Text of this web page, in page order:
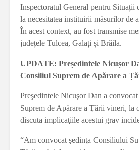
Inspectoratul General pentru Situații
la necesitatea instituirii măsurilor de
În acest context, au fost transmise
județele Tulcea, Galați și Brăila.
UPDATE: Președintele Nicușor
Consiliul Suprem de Apărare a
Preşedintele Nicuşor Dan a
Suprem de Apărare a Ţării vineri, la
discuta implicaţiile acestui grav
“Am convocat şedinţa Consiliului